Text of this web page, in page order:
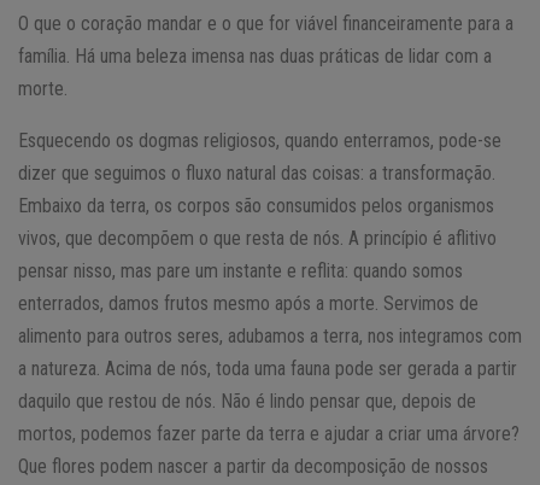
O que o coração mandar e o que for viável financeiramente para a
família. Há uma beleza imensa nas duas práticas de lidar com a
morte.
Esquecendo os dogmas religiosos, quando enterramos, pode-se
dizer que seguimos o fluxo natural das coisas: a transformação.
Embaixo da terra, os corpos são consumidos pelos organismos
vivos, que decompõem o que resta de nós. A princípio é aflitivo
pensar nisso, mas pare um instante e reflita: quando somos
enterrados, damos frutos mesmo após a morte. Servimos de
alimento para outros seres, adubamos a terra, nos integramos com
a natureza. Acima de nós, toda uma fauna pode ser gerada a partir
daquilo que restou de nós. Não é lindo pensar que, depois de
mortos, podemos fazer parte da terra e ajudar a criar uma árvore?
Que flores podem nascer a partir da decomposição de nossos